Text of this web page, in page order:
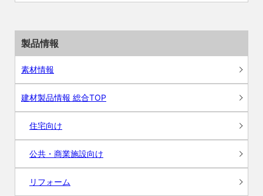
製品情報
素材情報
建材製品情報 総合TOP
住宅向け
公共・商業施設向け
リフォーム